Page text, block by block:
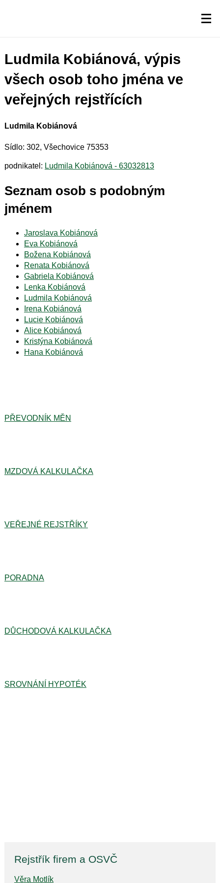
Ludmila Kobiánová, výpis
všech osob toho jména ve
veřejných rejstřících
Ludmila Kobiánová
Sídlo: 302, Všechovice 75353
podnikatel: Ludmila Kobiánová - 63032813
Seznam osob s podobným
jménem
Jaroslava Kobiánová
Eva Kobiánová
Božena Kobiánová
Renata Kobiánová
Gabriela Kobiánová
Lenka Kobiánová
Ludmila Kobiánová
Irena Kobiánová
Lucie Kobiánová
Alice Kobiánová
Kristýna Kobiánová
Hana Kobiánová
PŘEVODNÍK MĚN
MZDOVÁ KALKULAČKA
VEŘEJNÉ REJSTŘÍKY
PORADNA
DŮCHODOVÁ KALKULAČKA
SROVNÁNÍ HYPOTÉK
Rejstřík firem a OSVČ
Věra Motlík